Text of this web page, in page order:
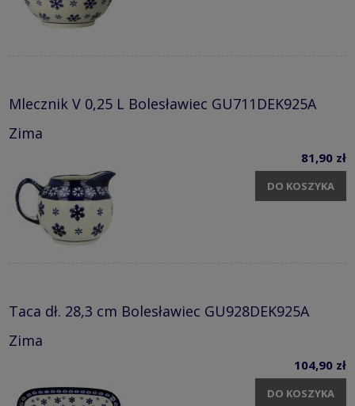
Mlecznik V 0,25 L Bolesławiec GU711DEK925A
Zima
81,90 zł
DO KOSZYKA
Taca dł. 28,3 cm Bolesławiec GU928DEK925A
Zima
104,90 zł
DO KOSZYKA